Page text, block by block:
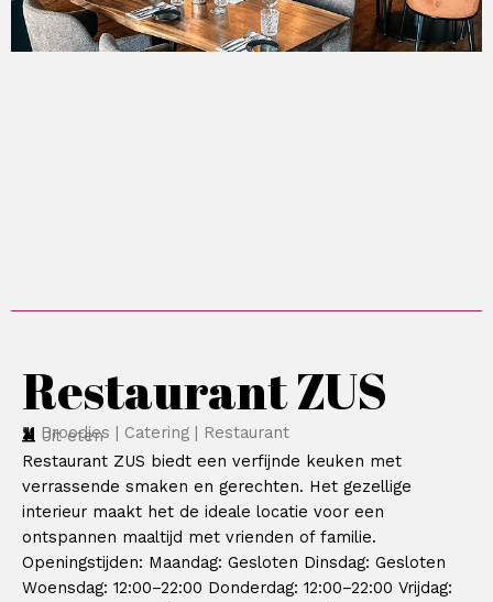
Restaurant ZUS
Broodjes | Catering | Restaurant
Uit eten
Restaurant ZUS biedt een verfijnde keuken met
verrassende smaken en gerechten. Het gezellige
interieur maakt het de ideale locatie voor een
ontspannen maaltijd met vrienden of familie.
Openingstijden: Maandag: Gesloten Dinsdag: Gesloten
Woensdag: 12:00–22:00 Donderdag: 12:00–22:00 Vrijdag: